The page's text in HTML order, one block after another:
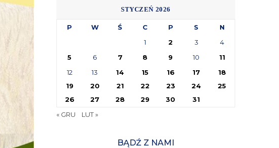
STYCZEŃ 2026
P W Ś C P S
N
1
2 3
4
5
6 7 8 9 10
11
12
13 14 15 16 17
18
19
20 21 22 23 24
25
26
27 28 29 30
31
« GRU
LUT »
BĄDŹ Z NAMI